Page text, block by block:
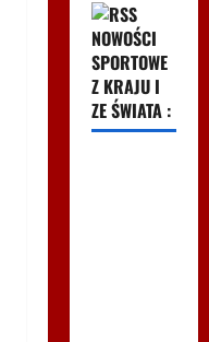
NOWOŚCI
SPORTOWE
Z KRAJU I
ZE ŚWIATA :